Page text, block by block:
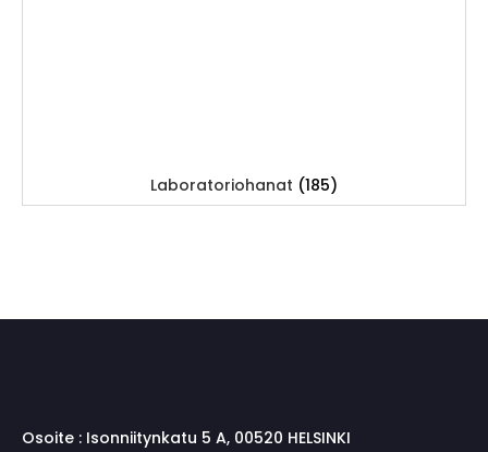
Laboratoriohanat (185)
Osoite : Isonniitynkatu 5 A, 00520 HELSINKI